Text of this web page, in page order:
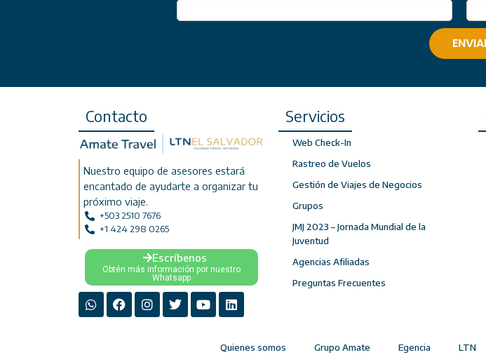
Contacto
Nuestro equipo de asesores estará
encantado de ayudarte a organizar tu
próximo viaje.
+503 2510 7676
+1 424 298 0265
Escríbenos
Obtén más información por nuestro
Whatsapp
Servicios
Web Check-In
Rastreo de Vuelos
Gestión de Viajes de Negocios
Grupos
JMJ 2023 – Jornada Mundial de la
Juventud
Agencias Afiliadas
Preguntas Frecuentes
Quienes somos Grupo Amate Egencia LTN